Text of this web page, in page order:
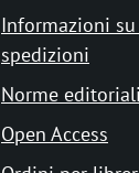
Informazioni
spedizioni
Norme editoriali
Open Access